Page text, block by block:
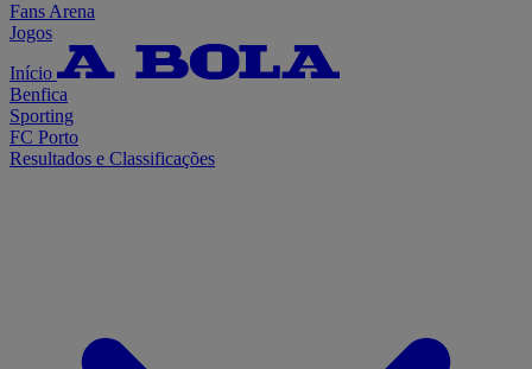
Fans Arena
Jogos
Início
Benfica
Sporting
FC Porto
Resultados e Classificações